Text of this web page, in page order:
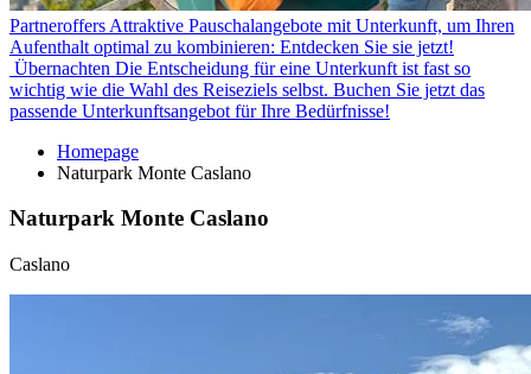
Partneroffers Attraktive Pauschalangebote mit Unterkunft, um Ihren
Aufenthalt optimal zu kombinieren: Entdecken Sie sie jetzt!
Übernachten Die Entscheidung für eine Unterkunft ist fast so
wichtig wie die Wahl des Reiseziels selbst. Buchen Sie jetzt das
passende Unterkunftsangebot für Ihre Bedürfnisse!
Homepage
Naturpark Monte Caslano
Naturpark Monte Caslano
Caslano